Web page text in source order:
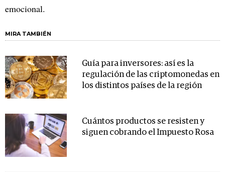
emocional.
MIRA TAMBIÉN
Guía para inversores: así es la
regulación de las criptomonedas en
los distintos países de la región
Cuántos productos se resisten y
siguen cobrando el Impuesto Rosa